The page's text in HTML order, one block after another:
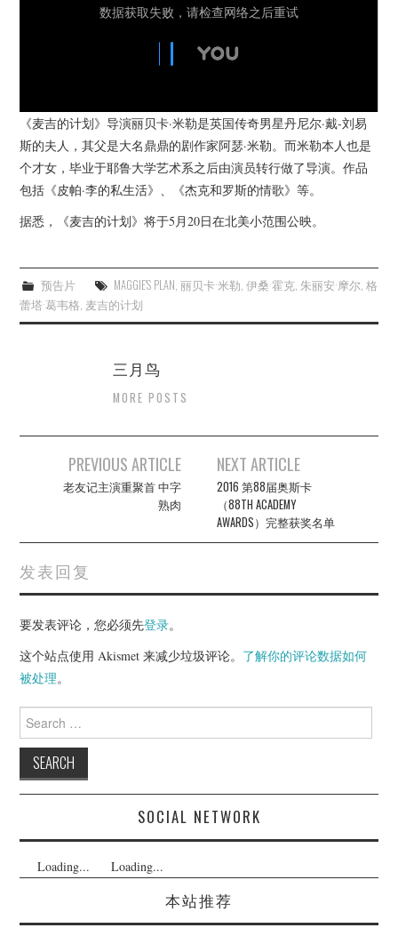
《麦吉的计划》导演丽贝卡·米勒是英国传奇男星丹尼尔·戴-刘易
斯的夫人，其父是大名鼎鼎的剧作家阿瑟·米勒。而米勒本人也是
个才女，毕业于耶鲁大学艺术系之后由演员转行做了导演。作品
包括《皮帕·李的私生活》、《杰克和罗斯的情歌》等。
据悉，《麦吉的计划》将于5月20日在北美小范围公映。
预告片 MAGGIE'S PLAN, 丽贝卡·米勒, 伊桑·霍克, 朱丽安·摩尔, 格
蕾塔·葛韦格, 麦吉的计划
三月鸟
MORE POSTS
navigation
PREVIOUS ARTICLE
老友记主演重聚首 中字
熟肉
NEXT ARTICLE
2016 第88届奥斯卡
（88TH ACADEMY
AWARDS）完整获奖名单
发表回复
要发表评论，您必须先登录。
这个站点使用 Akismet 来减少垃圾评论。 了解你的评论数据如何
被处理。
Search
for:
SOCIAL NETWORK
Loading... Loading...
本站推荐